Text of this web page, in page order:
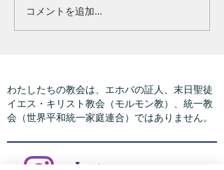
コメントを追加…
わたしたちの教会は、エホバの証人、末日聖徒
イエス・キリスト教会（モルモン教）、統一教
会（世界平和統一家庭連合）ではありません。